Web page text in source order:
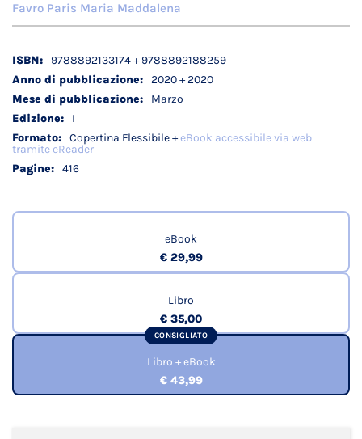
Favro Paris Maria Maddalena
Dettagli
tecnici
9788892133174 + 9788892188259
2020 + 2020
Marzo
I
Copertina Flessibile +eBook accessibile via web
tramite eReader
416
eBook
€ 29,99
Libro
€ 35,00
CONSIGLIATO
Libro + eBook
€ 43,99